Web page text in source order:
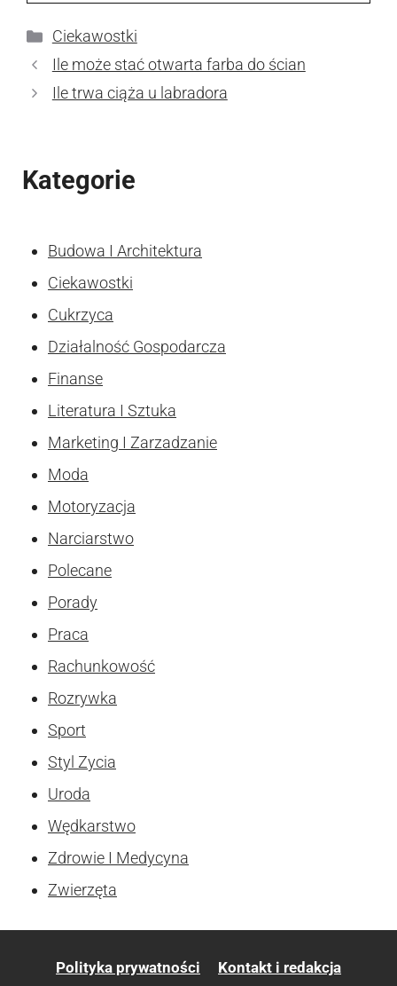
Kategorie
Ciekawostki
Ile może stać otwarta farba do ścian
Ile trwa ciąża u labradora
Kategorie
Budowa I Architektura
Ciekawostki
Cukrzyca
Działalność Gospodarcza
Finanse
Literatura I Sztuka
Marketing I Zarzadzanie
Moda
Motoryzacja
Narciarstwo
Polecane
Porady
Praca
Rachunkowość
Rozrywka
Sport
Styl Zycia
Uroda
Wędkarstwo
Zdrowie I Medycyna
Zwierzęta
Polityka prywatności Kontakt i redakcja